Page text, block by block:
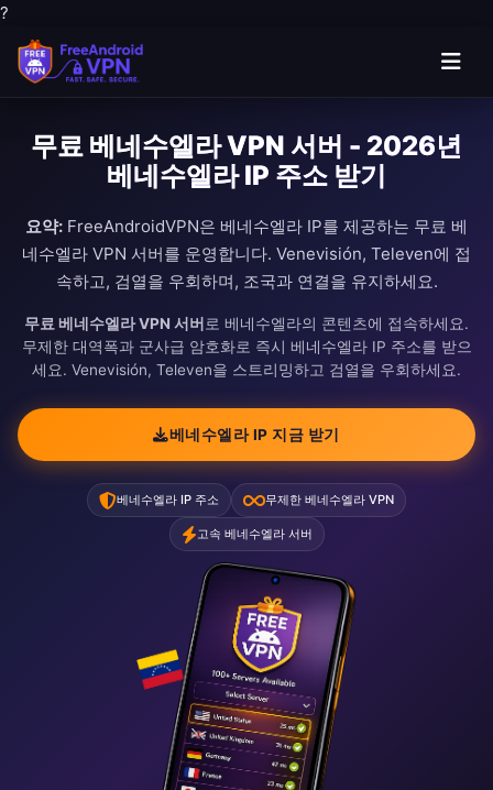
?
무료 베네수엘라 VPN 서버 - 2026년
베네수엘라 IP 주소 받기
요약: FreeAndroidVPN은 베네수엘라 IP를 제공하는 무료 베
네수엘라 VPN 서버를 운영합니다. Venevisión, Televen에 접
속하고, 검열을 우회하며, 조국과 연결을 유지하세요.
무료 베네수엘라 VPN 서버 로 베네수엘라의 콘텐츠에 접속하세요.
무제한 대역폭과 군사급 암호화로 즉시 베네수엘라 IP 주소를 받으
세요. Venevisión, Televen을 스트리밍하고 검열을 우회하세요.
베네수엘라 IP 지금 받기
베네수엘라 IP 주소 무제한 베네수엘라 VPN
고속 베네수엘라 서버